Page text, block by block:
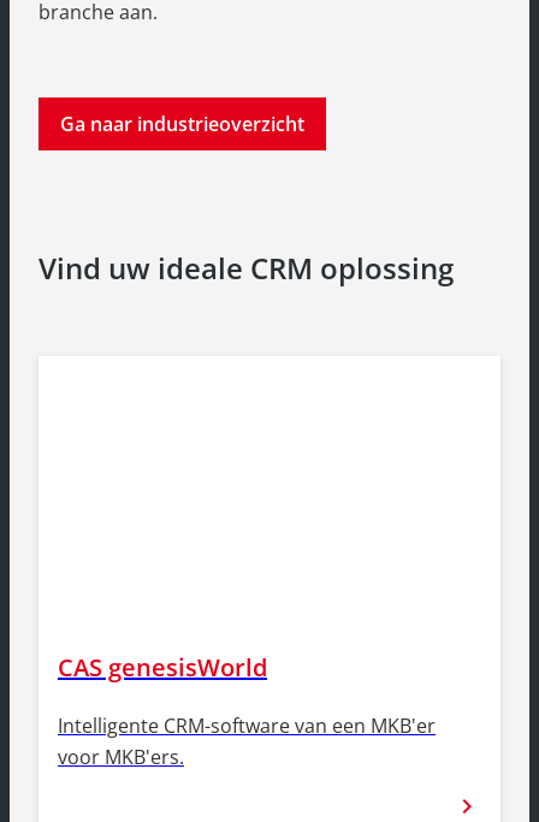
branche aan.
Ga naar industrieoverzicht
Vind uw ideale CRM oplossing
CAS genesisWorld
Intelligente CRM-software van een MKB'er
voor MKB'ers.
chevron_right